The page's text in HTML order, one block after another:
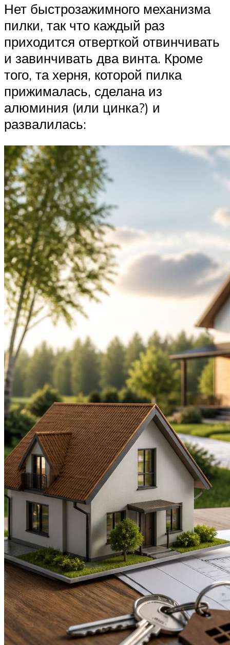
Нет быстрозажимного механизма
пилки, так что каждый раз
приходится отверткой отвинчивать
и завинчивать два винта. Кроме
того, та херня, которой пилка
прижималась, сделана из
алюминия (или цинка?) и
развалилась: